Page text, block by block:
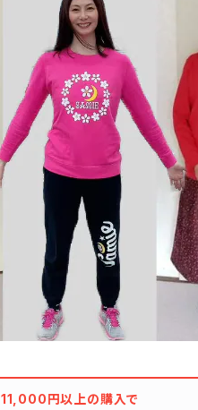
11,000円以上の購入で